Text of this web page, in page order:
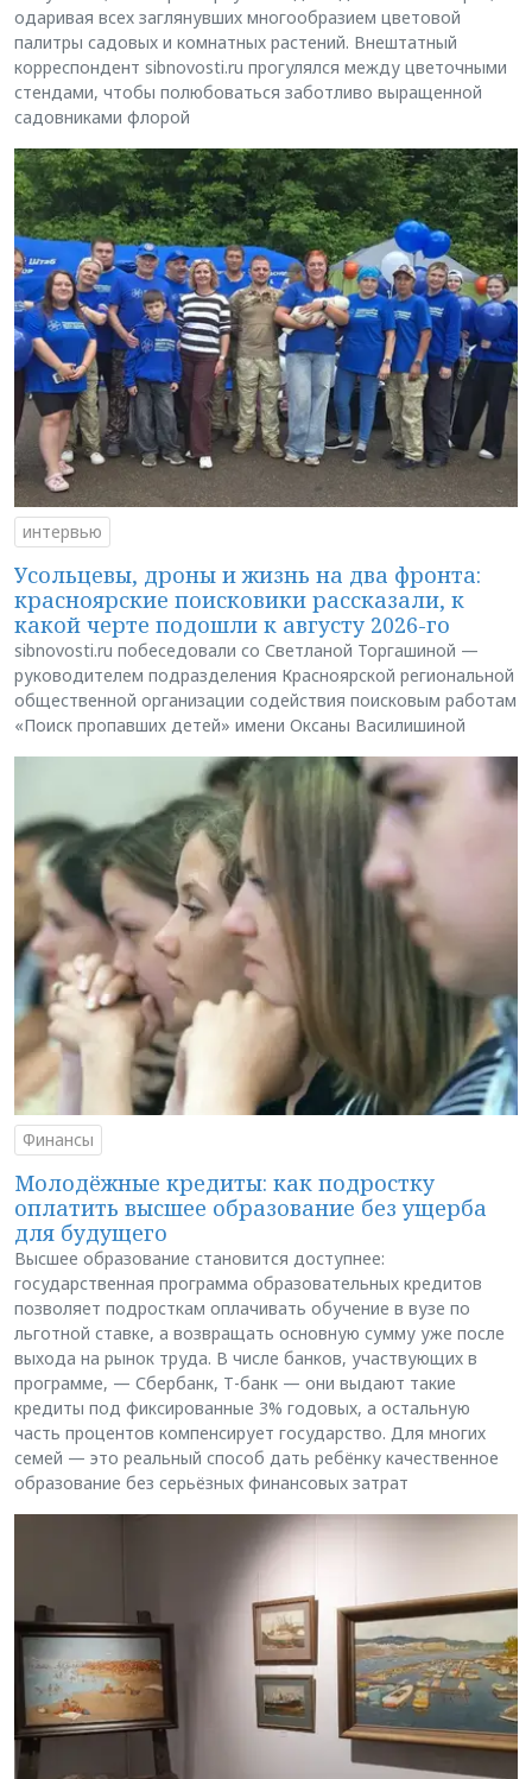
одаривая всех заглянувших многообразием цветовой
палитры садовых и комнатных растений. Внештатный
корреспондент sibnovosti.ru прогулялся между цветочными
стендами, чтобы полюбоваться заботливо выращенной
садовниками флорой
интервью
Усольцевы, дроны и жизнь на два фронта:
красноярские поисковики рассказали, к
какой черте подошли к августу 2026-го
sibnovosti.ru побеседовали со Светланой Торгашиной —
руководителем подразделения Красноярской региональной
общественной организации содействия поисковым работам
«Поиск пропавших детей» имени Оксаны Василишиной
Финансы
Молодёжные кредиты: как подростку
оплатить высшее образование без ущерба
для будущего
Высшее образование становится доступнее:
государственная программа образовательных кредитов
позволяет подросткам оплачивать обучение в вузе по
льготной ставке, а возвращать основную сумму уже после
выхода на рынок труда. В числе банков, участвующих в
программе, — Сбербанк, Т-банк — они выдают такие
кредиты под фиксированные 3% годовых, а остальную
часть процентов компенсирует государство. Для многих
семей — это реальный способ дать ребёнку качественное
образование без серьёзных финансовых затрат